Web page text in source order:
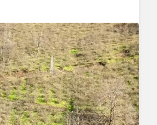
Genel
Valisi Yaşlıları